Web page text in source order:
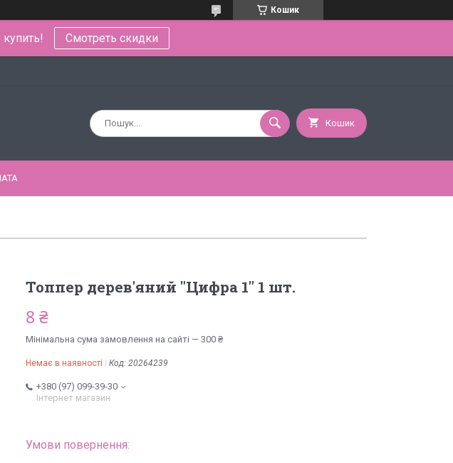
Кошик
Смотреть скидки
Кошик
Топпер дерев'яний "Цифра 1" 1 шт.
8 ₴
Мінімальна сума замовлення на сайті — 300 ₴
Немає в наявності Код: 20264239
+380 (97) 099-39-30
Інтернет магазин